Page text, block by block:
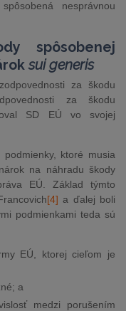
nesprávnou
spôsobenej
sui generis
za škodu
za škodu
SD EÚ vo svojej
ktoré musia
na náhradu škody
EÚ. Základ týmto
[4] a ďalej boli
podmienkami teda sú
EÚ, ktorej cieľom je
a
medzi porušením